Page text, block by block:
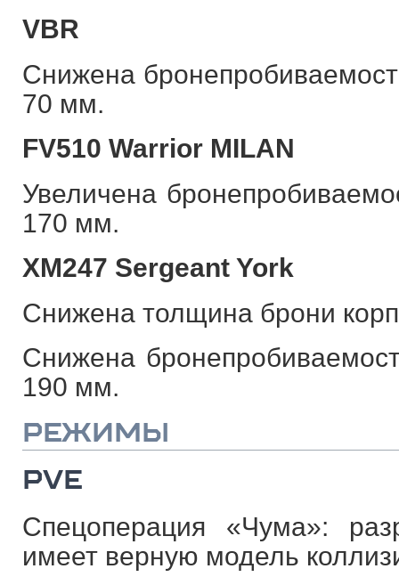
VBR
Снижена
70 мм.
FV510 Warrior MILAN
Увеличена
170 мм.
XM247 Sergeant York
Снижена толщина брони
Снижена
190 мм.
РЕЖИМЫ
PVE
Спецоперация «Чума»:
имеет верную модель